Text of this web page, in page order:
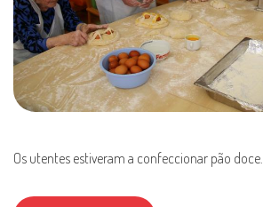
Os utentes estiveram a confeccionar pão doce.